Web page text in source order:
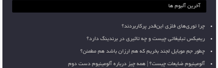
آخرین آلبوم ها
چرا توری‌های فلزی این‌قدر پرکاربردند؟
ریمیکس تبلیغاتی چیست و چه تاثیری در برندینگ دارد؟
چطور جم موبایل لجند بخریم که هم ارزان باشد هم مطمئن؟
آلومینیوم ضایعات چیست؟ | همه چیز درباره آلومینیوم دست دوم